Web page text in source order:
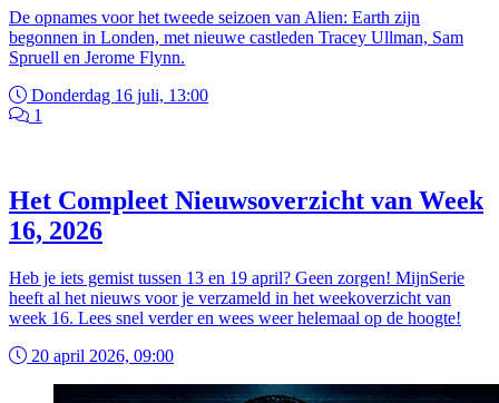
De opnames voor het tweede seizoen van Alien: Earth zijn
begonnen in Londen, met nieuwe castleden Tracey Ullman, Sam
Spruell en Jerome Flynn.
Donderdag 16 juli, 13:00
1
Het Compleet Nieuwsoverzicht van Week
16, 2026
Heb je iets gemist tussen 13 en 19 april? Geen zorgen! MijnSerie
heeft al het nieuws voor je verzameld in het weekoverzicht van
week 16. Lees snel verder en wees weer helemaal op de hoogte!
20 april 2026, 09:00